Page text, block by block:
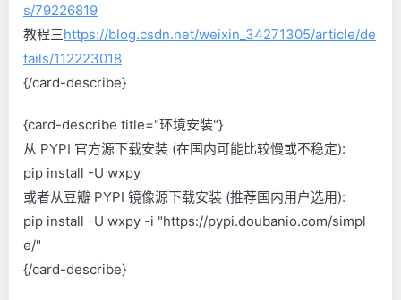
s/79226819
教程三https://blog.csdn.net/weixin_34271305/article/de
tails/112223018
{/card-describe}
{card-describe title="环境安装"}
从 PYPI 官方源下载安装 (在国内可能比较慢或不稳定):
pip install -U wxpy
或者从豆瓣 PYPI 镜像源下载安装 (推荐国内用户选用):
pip install -U wxpy -i "https://pypi.doubanio.com/simpl
e/"
{/card-describe}